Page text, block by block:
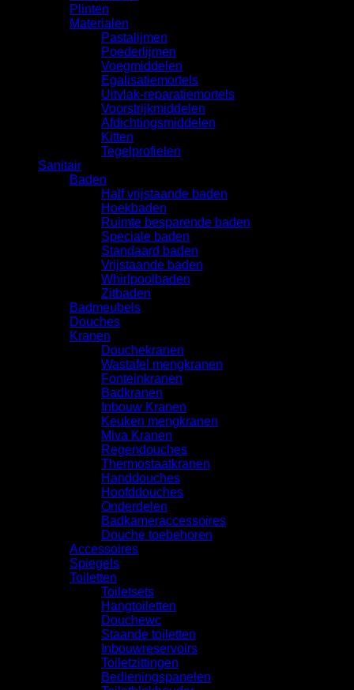
Plinten
Materialen
Pastalijmen
Poederlijmen
Voegmiddelen
Egalisatiemortels
Uitvlak-reparatiemortels
Voorstrijkmiddelen
Afdichtingsmiddelen
Kitten
Tegelprofielen
Sanitair
Baden
Half vrijstaande baden
Hoekbaden
Ruimte besparende baden
Speciale baden
Standaard baden
Vrijstaande baden
Whirlpoolbaden
Zitbaden
Badmeubels
Douches
Kranen
Douchekranen
Wastafel mengkranen
Fonteinkranen
Badkranen
Inbouw Kranen
Keuken mengkranen
Miva Kranen
Regendouches
Thermostaatkranen
Handdouches
Hoofddouches
Onderdelen
Badkameraccessoires
Douche toebehoren
Accessoires
Spiegels
Toiletten
Toiletsets
Hangtoiletten
Douchewc
Staande toiletten
Inbouwreservoirs
Toiletzittingen
Bedieningspanelen